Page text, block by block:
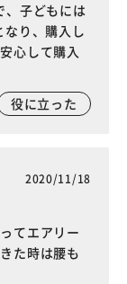
、子どもには
り、購入し
心して購入
役に立った
2020/11/18
てエアリー
た時は腰も